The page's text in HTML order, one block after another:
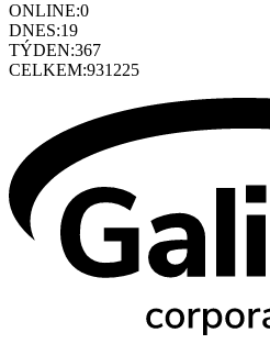
ONLINE:0
DNES:19
TÝDEN:367
CELKEM:931225